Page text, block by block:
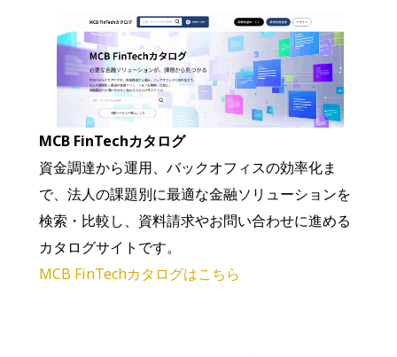
MCB FinTechカタログ
資金調達から運用、バックオフィスの効率化ま
で、法人の課題別に最適な金融ソリューションを
検索・比較し、資料請求やお問い合わせに進める
カタログサイトです。
MCB FinTechカタログはこちら